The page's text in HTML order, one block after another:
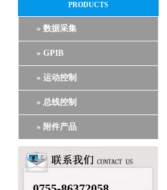
PRODUCTS
» 数据采集
» GPIB
» 运动控制
» 总线控制
» 附件产品